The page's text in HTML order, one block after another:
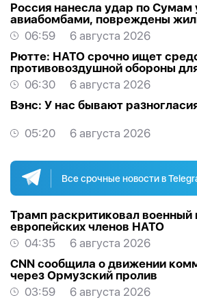
Россия нанесла удар по
авиабомбами, повреждены
торговый центр
06:59
6 августа 2026
Рютте: НАТО срочно ищет
противовоздушной обороны
06:30
6 августа 2026
Вэнс: У нас бывают
05:20 6 августа 2026
Все срочные новости в
Трамп раскритиковал военный
европейских членов НАТО
04:35
6 августа 2026
CNN сообщила о движении
через Ормузский пролив
03:59
6 августа 2026